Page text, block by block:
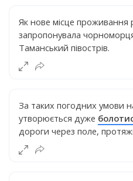
Як нове місце проживання
запропонувала
Таманський півострів.
За таких погодних умови
утворюється дуже
дороги через поле,